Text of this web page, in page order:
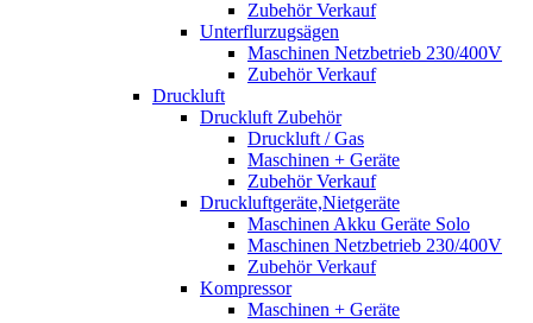
Zubehör Verkauf
Unterflurzugsägen
Maschinen Netzbetrieb 230/400V
Zubehör Verkauf
Druckluft
Druckluft Zubehör
Druckluft / Gas
Maschinen + Geräte
Zubehör Verkauf
Druckluftgeräte,Nietgeräte
Maschinen Akku Geräte Solo
Maschinen Netzbetrieb 230/400V
Zubehör Verkauf
Kompressor
Maschinen + Geräte